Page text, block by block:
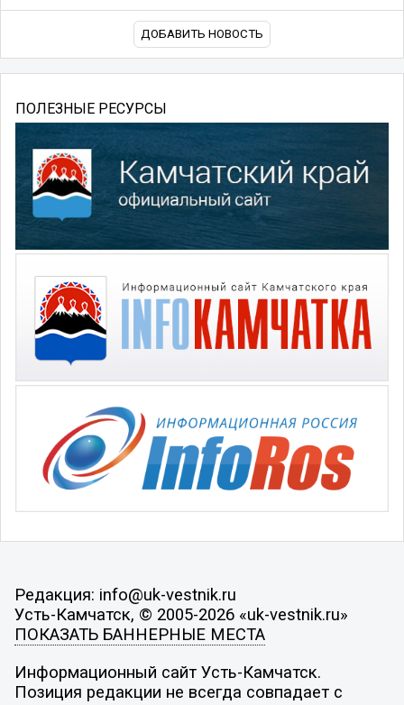
ДОБАВИТЬ НОВОСТЬ
ПОЛЕЗНЫЕ РЕСУРСЫ
Редакция: info@uk-vestnik.ru
Усть-Камчатск, © 2005-2026 «uk-vestnik.ru»
ПОКАЗАТЬ БАННЕРНЫЕ МЕСТА
Информационный сайт Усть-Камчатск.
Позиция редакции не всегда совпадает с